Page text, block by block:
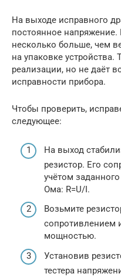
На выходе исправного
постоянное напряжение.
несколько больше, чем
на упаковке устройства.
реализации, но не даёт
исправности прибора.
Чтобы проверить,
следующее:
На выход
резистор. Его
учётом
Ома: R=U/I.
Возьмите
сопротивлением
мощностью.
Установив
тестера